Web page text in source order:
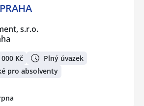
s.r.o.
Kč
Plný úvazek
pro absolventy